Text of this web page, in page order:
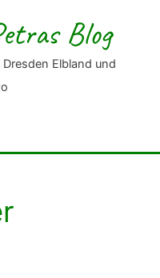
Blog
Elbland und